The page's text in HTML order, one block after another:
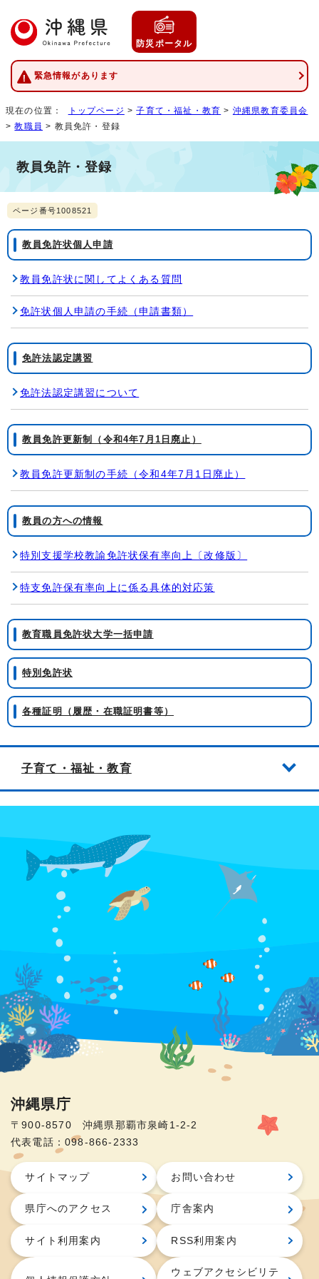
防災ポータル
緊急情報があります
現在の位置： トップページ >子育て・福祉・教育 > 沖縄県教育委員会
>教職員 > 教員免許・登録
教員免許・登録
ページ番号1008521
教員免許状個人申請
教員免許状に関してよくある質問
免許状個人申請の手続（申請書類）
免許法認定講習
免許法認定講習について
教員免許更新制（令和4年7月1日廃止）
教員免許更新制の手続（令和4年7月1日廃止）
教員の方への情報
特別支援学校教諭免許状保有率向上〔改修版〕
特支免許保有率向上に係る具体的対応策
教育職員免許状大学一括申請
特別免許状
各種証明（履歴・在職証明書等）
子育て・福祉・教育
沖縄県庁
〒900-8570 沖縄県那覇市泉崎1-2-2
代表電話：098-866-2333
サイトマップ お問い合わせ
県庁へのアクセス 庁舎案内
サイト利用案内 RSS利用案内
ウェブアクセシビリテ